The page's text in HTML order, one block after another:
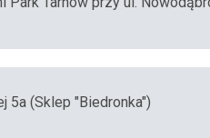
5a (Sklep "Biedronka")